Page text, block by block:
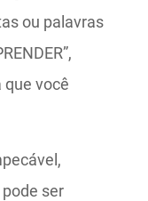
ou palavras
que você
ser